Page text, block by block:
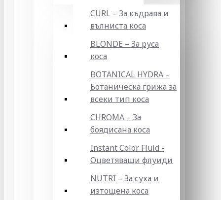
CURL – За къдрава и
вълниста коса
BLONDE – За руса
коса
BOTANICAL HYDRA –
Ботаническа грижа за
всеки тип коса
CHROMA – За
боядисана коса
Instant Color Fluid -
Оцветяващи флуиди
NUTRI – За суха и
изтощена коса